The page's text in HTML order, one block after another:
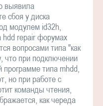
выявила
сбоя у диска
модулем id32h,
repair форумах
вопросами типа "как
при подключении
программе типа mhdd,
но при работе с
команды чтения,
как череда